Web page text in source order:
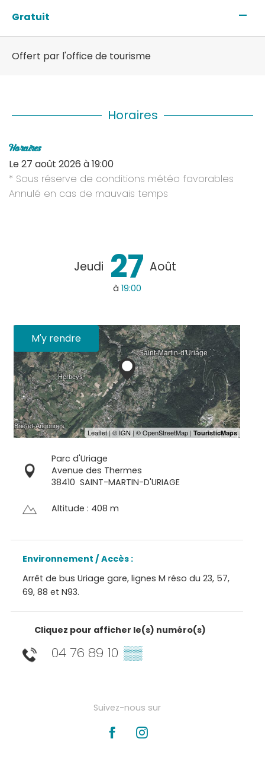
Gratuit —
Offert par l'office de tourisme
Horaires
Horaires
Le27 août 2026 à 19:00
* Sous réserve de conditions météo favorables
Annulé en cas de mauvais temps
Jeudi 27 Août
à 19:00
M'y rendre
Parc d'Uriage
Avenue des Thermes
38410 SAINT-MARTIN-D'URIAGE
Altitude : 408 m
Environnement / Accès :
Arrêt de bus Uriage gare, lignes M réso du 23, 57,
69, 88 et N93.
Cliquez pour afficher le(s) numéro(s)
04 76 89 10 ▒▒
Suivez-nous sur